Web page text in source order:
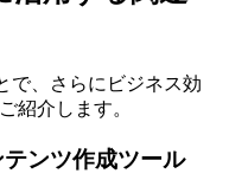
で、さらにビジネス効
紹介します。
ンツ作成ツール